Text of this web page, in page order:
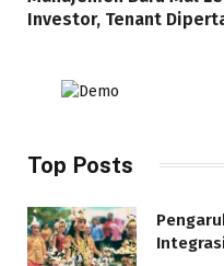
Investor, Tenant
Top Posts